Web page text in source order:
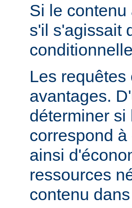
Si le
s'il s'agissait
Les
avantages.
déterminer
correspond
ainsi
ressources
contenu